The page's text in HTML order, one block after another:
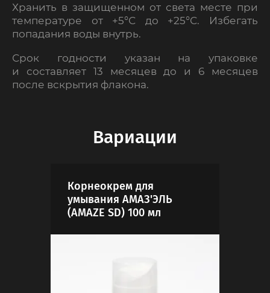
Хранить в защищенном от света месте при
температуре от +5°С до +25°С. Избегать
попадания воды внутрь.
Срок годности указан на упаковке
и составляет 13 месяцев до и 6 месяцев
после вскрытия флакона.
Вариации
Корнеокрем для
умывания АМАЗ'ЭЛЬ
(AMAZE SD) 100 мл